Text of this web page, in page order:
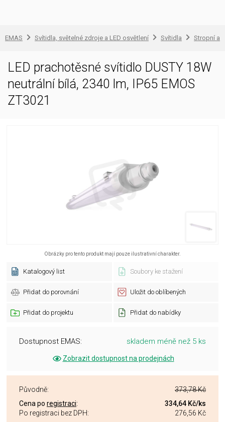
EMAS Svítidla, světelné zdroje a LED osvětlení Svítidla Stropní a
LED prachotěsné svítidlo DUSTY 18W
neutrální bílá, 2340 lm, IP65 EMOS
ZT3021
Obrázky pro tento produkt mají pouze ilustrativní charakter.
Katalogový list Soubory ke stažení
Přidat do porovnání Uložit do oblíbených
Přidat do projektu Přidat do nabídky
Dostupnost EMAS: skladem méně než 5 ks
Zobrazit dostupnost na prodejnách
Původně:
373,78 Kč
Cena po registraci: 334,64 Kč/ks
Po registraci bez DPH:
276,56 Kč